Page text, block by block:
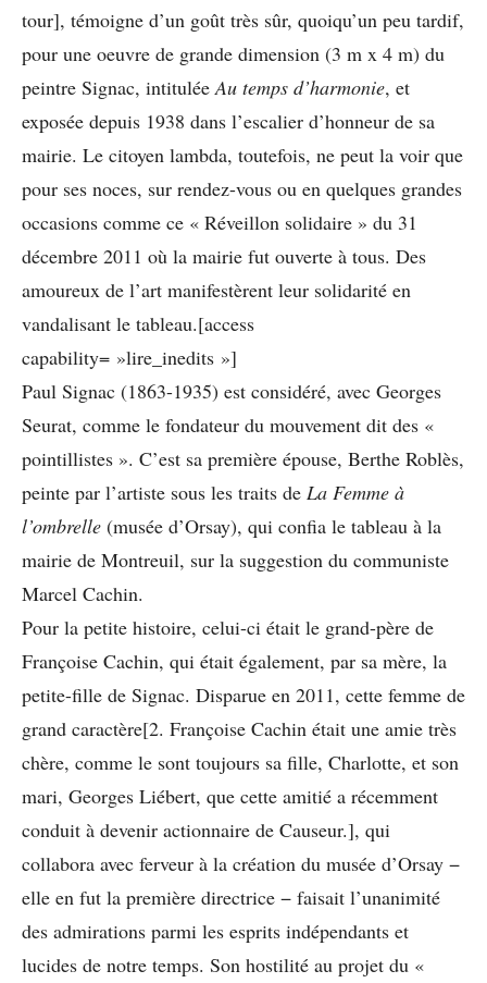
tour], témoigne d’un goût très sûr, quoiqu’un peu tardif,
pour une oeuvre de grande dimension (3 m x 4 m) du
peintre Signac, intitulée Au temps d’harmonie, et
exposée depuis 1938 dans l’escalier d’honneur de sa
mairie. Le citoyen lambda, toutefois, ne peut la voir que
pour ses noces, sur rendez-vous ou en quelques grandes
occasions comme ce « Réveillon solidaire » du 31
décembre 2011 où la mairie fut ouverte à tous. Des
amoureux de l’art manifestèrent leur solidarité en
vandalisant le tableau.[access
capability= »lire_inedits »]
Paul Signac (1863-1935) est considéré, avec Georges
Seurat, comme le fondateur du mouvement dit des «
pointillistes ». C’est sa première épouse, Berthe Roblès,
peinte par l’artiste sous les traits de La Femme à
l’ombrelle (musée d’Orsay), qui confia le tableau à la
mairie de Montreuil, sur la suggestion du communiste
Marcel Cachin.
Pour la petite histoire, celui-ci était le grand-père de
Françoise Cachin, qui était également, par sa mère, la
petite-fille de Signac. Disparue en 2011, cette femme de
grand caractère[2. Françoise Cachin était une amie très
chère, comme le sont toujours sa fille, Charlotte, et son
mari, Georges Liébert, que cette amitié a récemment
conduit à devenir actionnaire de Causeur.], qui
collabora avec ferveur à la création du musée d’Orsay −
elle en fut la première directrice − faisait l’unanimité
des admirations parmi les esprits indépendants et
lucides de notre temps. Son hostilité au projet du «